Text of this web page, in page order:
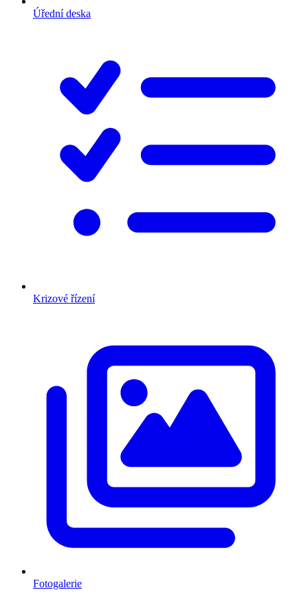
Úřední deska
Krizové řízení
Fotogalerie